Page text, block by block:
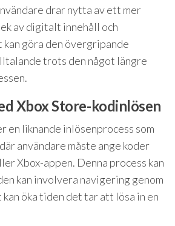
drar nytta av ett mer
av digitalt innehåll och
göra den övergripande
trots den något längre
Xbox Store-kodinlösen
en liknande inlösenprocess som
användare måste ange koder
Xbox-appen. Denna process kan
kan involvera navigering genom
öka tiden det tar att lösa in en